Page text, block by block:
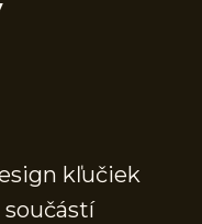
kľučiek